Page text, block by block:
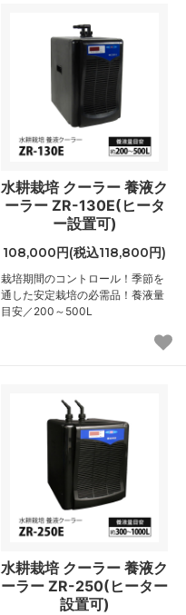
水耕栽培 クーラー 養液ク
ーラー ZR-130E(ヒータ
ー設置可)
108,000円(税込118,800円)
栽培期間のコントロール！季節を
通した安定栽培の必需品！養液量
目安／200～500L
水耕栽培 クーラー 養液ク
ーラー ZR-250(ヒーター
設置可)